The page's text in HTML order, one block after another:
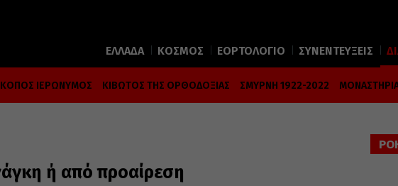
ΕΛΛΑΔΑ ΚΟΣΜΟΣ ΕΟΡΤΟΛΟΓΙΟ ΣΥΝΕΝΤΕΥΞΕΙΣ
ΙΕΡΩΝΥΜΟΣ ΚΙΒΩΤΟΣ ΤΗΣ ΟΡΘΟΔΟΞΙΑΣ ΣΜΥΡΝΗ 1922-2022
ή από προαίρεση